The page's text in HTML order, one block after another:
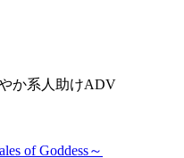
か系人助けADV